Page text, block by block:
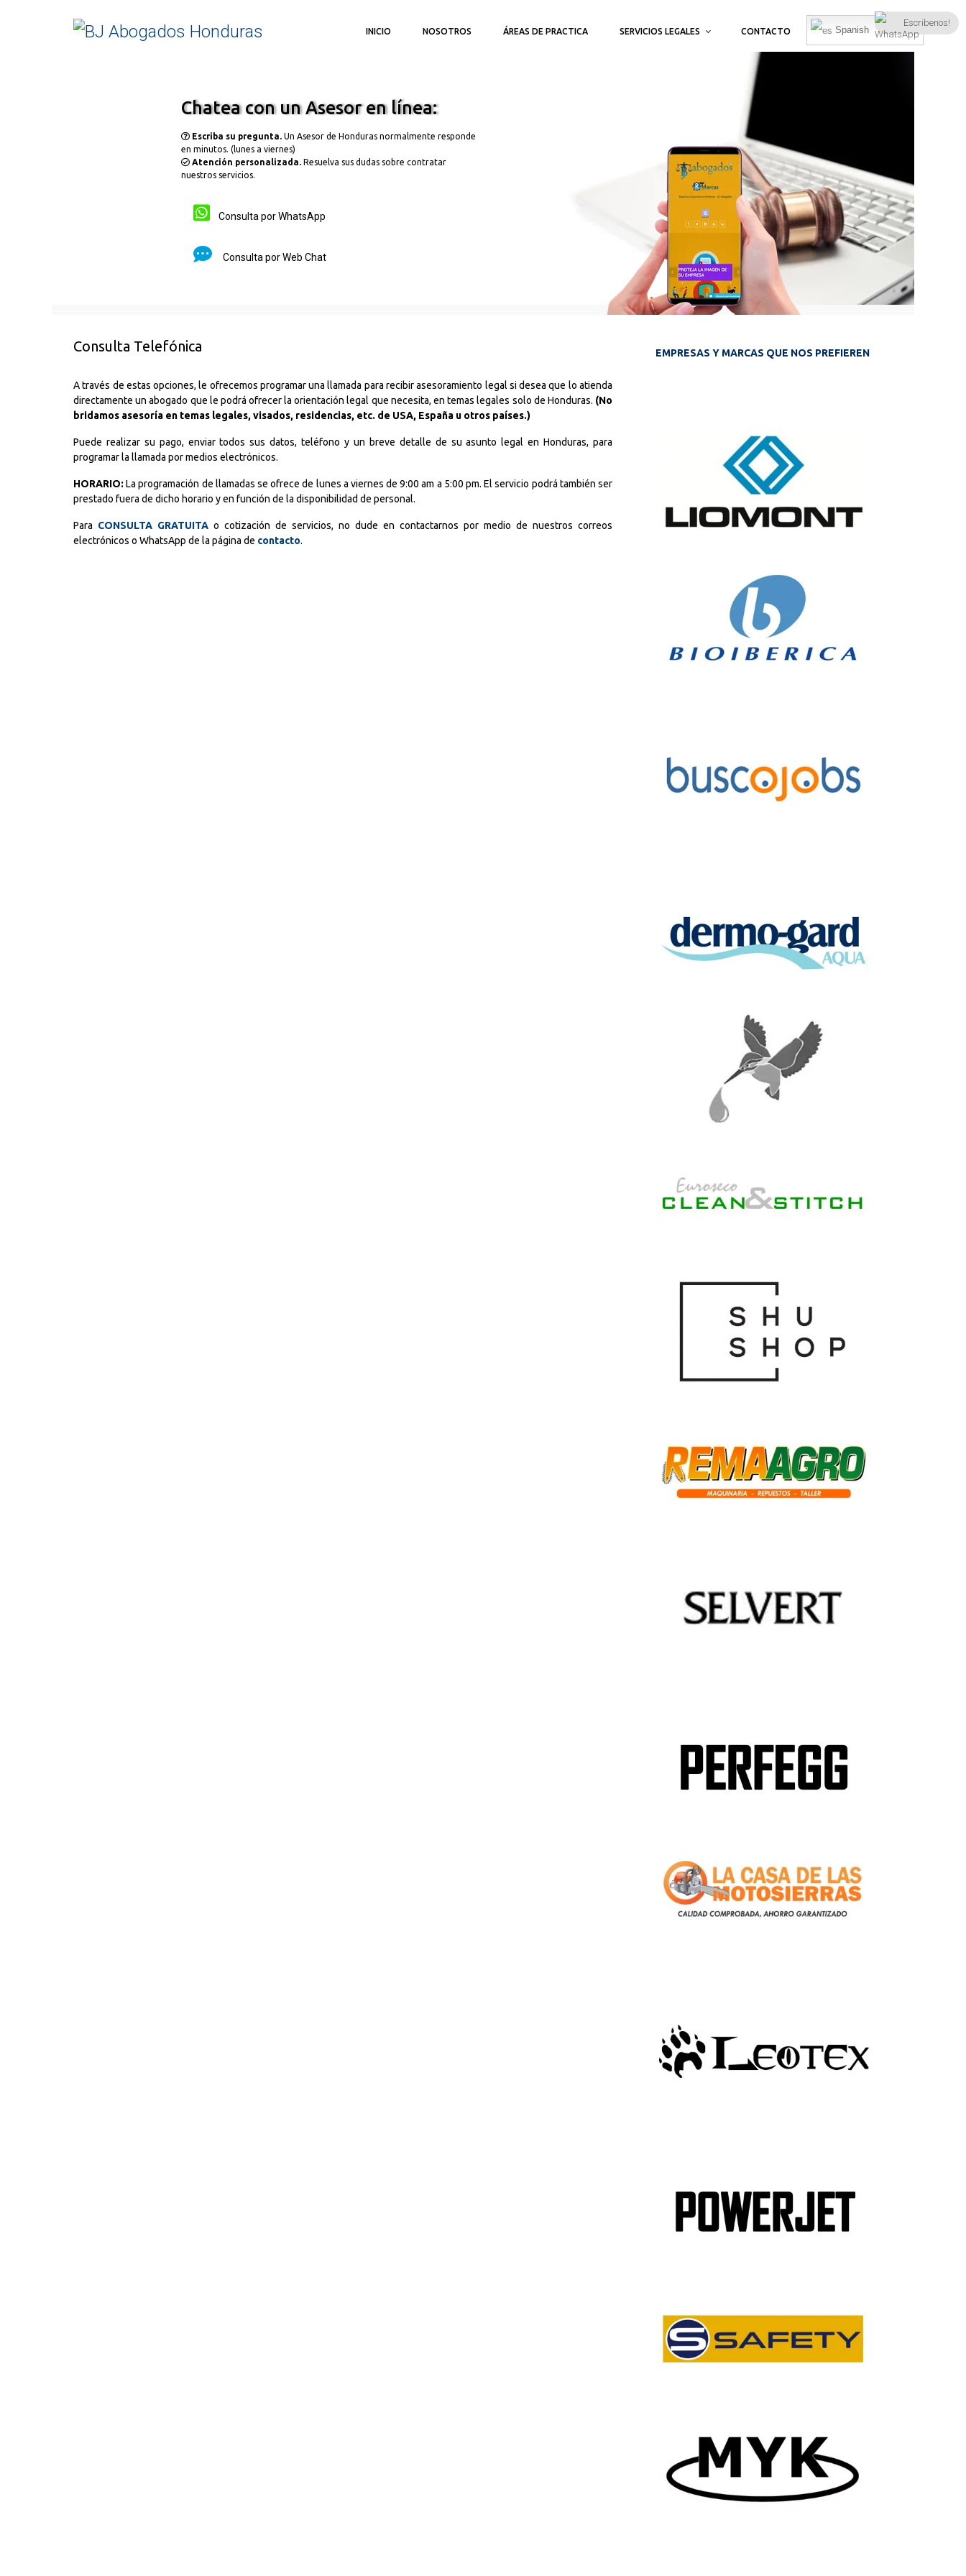
INICIO NOSOTROS ÁREAS DE PRACTICA SERVICIOS LEGALES CONTACTO Spanish
Chatea con un Asesor en línea:
Escriba su pregunta. Un Asesor de Honduras normalmente responde
en minutos. (lunes a viernes)
Atención personalizada. Resuelva sus dudas sobre contratar
nuestros servicios.
Consulta por WhatsApp
Consulta por Web Chat
Consulta Telefónica
A través de estas opciones, le ofrecemos programar una llamada para recibir asesoramiento legal si desea que lo atienda
directamente un abogado que le podrá ofrecer la orientación legal que necesita, en temas legales solo de Honduras. (No
bridamos asesoría en temas legales, visados, residencias, etc. de USA, España u otros países.)
Puede realizar su pago, enviar todos sus datos, teléfono y un breve detalle de su asunto legal en Honduras, para
programar la llamada por medios electrónicos.
HORARIO: La programación de llamadas se ofrece de lunes a viernes de 9:00 am a 5:00 pm. El servicio podrá también ser
prestado fuera de dicho horario y en función de la disponibilidad de personal.
Para CONSULTA GRATUITA o cotización de servicios, no dude en contactarnos por medio de nuestros correos
electrónicos o WhatsApp de la página de contacto.
EMPRESAS Y MARCAS QUE NOS PREFIEREN
Escribenos!